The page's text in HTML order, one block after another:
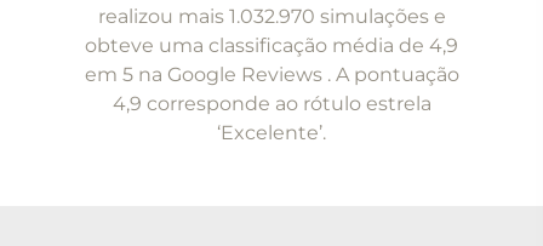
realizou mais 1.032.970 simulações e
obteve uma classificação média de 4,9
em 5 na Google Reviews . A pontuação
4,9 corresponde ao rótulo estrela
‘Excelente’.